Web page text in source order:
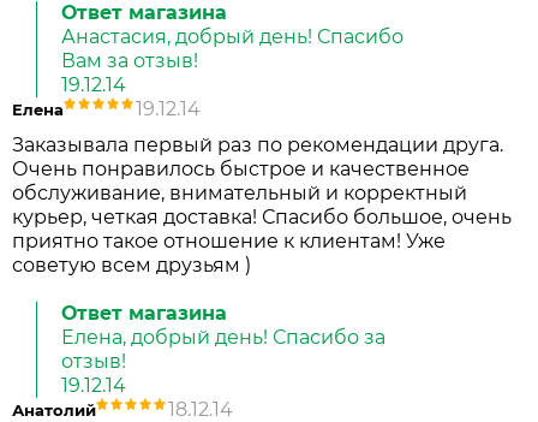
Ответ магазина
Анастасия, добрый день! Спасибо
Вам за отзыв!
19.12.14
Елена
19.12.14
Заказывала первый раз по рекомендации друга.
Очень понравилось быстрое и качественное
обслуживание, внимательный и корректный
курьер, четкая доставка! Спасибо большое, очень
приятно такое отношение к клиентам! Уже
советую всем друзьям )
Ответ магазина
Елена, добрый день! Спасибо за
отзыв!
19.12.14
Анатолий
18.12.14